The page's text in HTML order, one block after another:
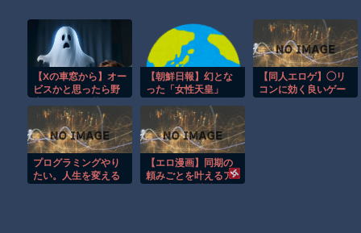
お前らがメイドイン韓国で認めてるもの 「キムチ」あと3つは？
AmazonのアツさMax！心も踊る「マンガ毎週末セール（50%還
【動画】これはお見事。中国重慶市で珍しい事故が撮影される。
【動画】ロシア軍のドローンをネット発射装置で撃墜するウクラ
【動画】逃げる判断はやっ！埼玉でスマホ運転のプリウスに当て
渡邊渚さん「私がPTSDと診断された当時、世間はまだPTSDと
【Xの車窓から】オー
ビスかと思ったら野
か
【朝鮮日報】幻とな
った「女性天皇」
【同人エロゲ】◯リ
コンに効く良いゲー
プログラミングやり
たい。人生を変える
【エロ漫画】同期の
頼みごとを叶えるア